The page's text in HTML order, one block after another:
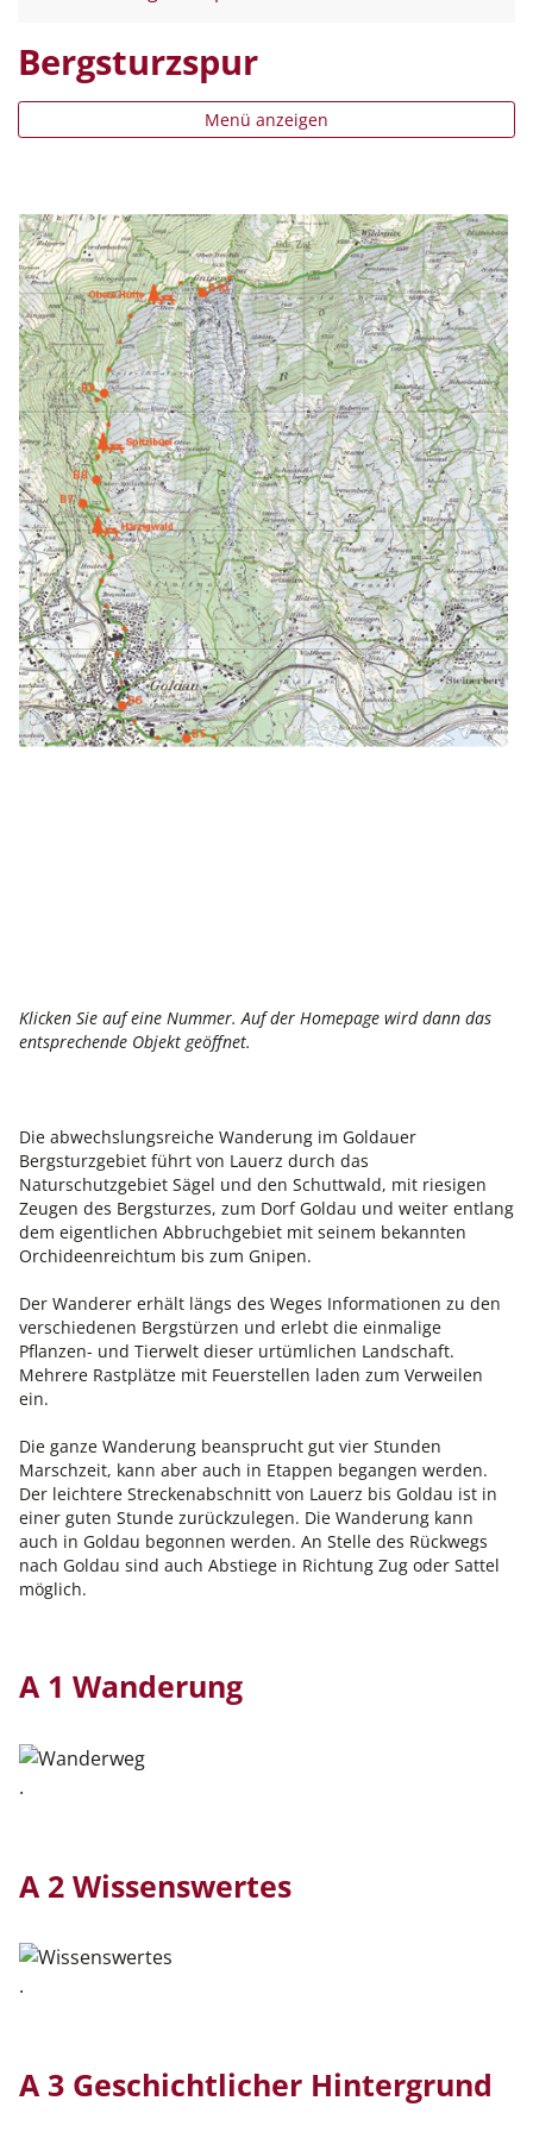
Bergsturzspur
Menü anzeigen
Klicken Sie auf eine Nummer. Auf der Homepage wird dann das
entsprechende Objekt geöffnet.
Die abwechslungsreiche Wanderung im Goldauer
Bergsturzgebiet führt von Lauerz durch das
Naturschutzgebiet Sägel und den Schuttwald, mit riesigen
Zeugen des Bergsturzes, zum Dorf Goldau und weiter entlang
dem eigentlichen Abbruchgebiet mit seinem bekannten
Orchideenreichtum bis zum Gnipen.
Der Wanderer erhält längs des Weges Informationen zu den
verschiedenen Bergstürzen und erlebt die einmalige
Pflanzen- und Tierwelt dieser urtümlichen Landschaft.
Mehrere Rastplätze mit Feuerstellen laden zum Verweilen
ein.
Die ganze Wanderung beansprucht gut vier Stunden
Marschzeit, kann aber auch in Etappen begangen werden.
Der leichtere Streckenabschnitt von Lauerz bis Goldau ist in
einer guten Stunde zurückzulegen. Die Wanderung kann
auch in Goldau begonnen werden. An Stelle des Rückwegs
nach Goldau sind auch Abstiege in Richtung Zug oder Sattel
möglich.
A 1 Wanderung
.
A 2 Wissenswertes
.
A 3 Geschichtlicher Hintergrund